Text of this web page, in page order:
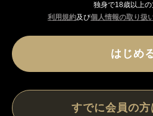
独身で18歳以上
利用規約及び個人情報の取り扱
はじめ
すでに会員の方